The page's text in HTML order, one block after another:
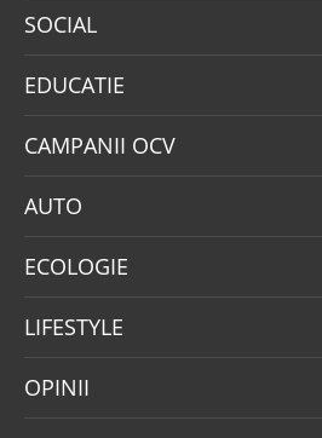
SOCIAL
EDUCATIE
CAMPANII OCV
AUTO
ECOLOGIE
LIFESTYLE
OPINII